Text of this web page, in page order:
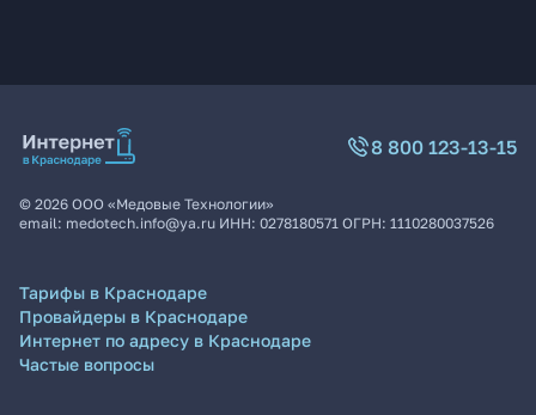
8 800 123-13-15
© 2026 ООО «Медовые Технологии»
email: medotech.info@ya.ru ИНН: 0278180571 ОГРН: 1110280037526
Тарифы в Краснодаре
Провайдеры в Краснодаре
Интернет по адресу в Краснодаре
Частые вопросы